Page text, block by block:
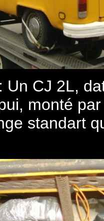
Un CJ 2L,
monté
standart